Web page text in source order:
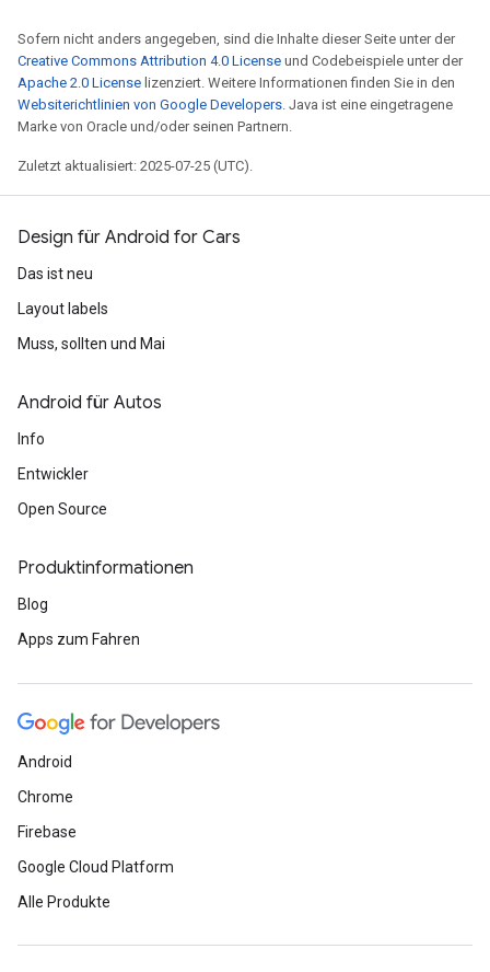
Sofern nicht anders angegeben, sind die Inhalte dieser Seite unter der
Creative Commons Attribution 4.0 License und Codebeispiele unter der
Apache 2.0 License lizenziert. Weitere Informationen finden Sie in den
Websiterichtlinien von Google Developers . Java ist eine eingetragene
Marke von Oracle und/oder seinen Partnern.
Zuletzt aktualisiert: 2025-07-25 (UTC).
Design für Android for Cars
Das ist neu
Layout labels
Muss, sollten und Mai
Android für Autos
Info
Entwickler
Open Source
Produktinformationen
Blog
Apps zum Fahren
Android
Chrome
Firebase
Google Cloud Platform
Alle Produkte